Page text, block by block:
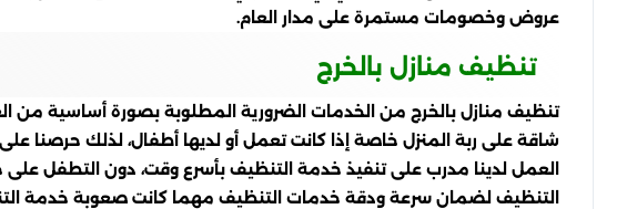
عروض وخصومات مستمرة على مدار العام.
تنظيف منازل بالخرج
تنظيف منازل بالخرج من الخدمات الضرورية المطلوبة بصورة أساسية من
شاقة على ربة المنزل خاصة إذا كانت تعمل أو لديها أطفال، لذلك حرصنا
العمل لدينا مدرب على تنفيذ خدمة التنظيف بأسرع وقت، دون التطفل
التنظيف لضمان سرعة ودقة خدمات التنظيف مهما كانت صعوبة خدمة